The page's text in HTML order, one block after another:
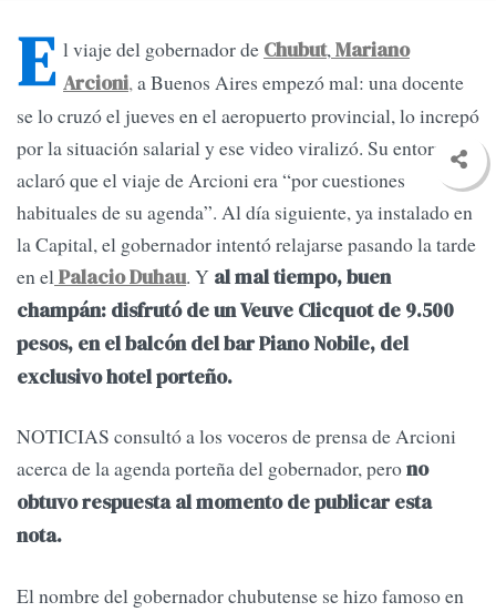
E l viaje del gobernador de Chubut,Mariano
Arcioni,a Buenos Aires empezó mal: una docente
se lo cruzó el jueves en el aeropuerto provincial, lo increpó
por la situación salarial y ese video viralizó. Su entorno
aclaró que el viaje de Arcioni era “por cuestiones
habituales de su agenda”. Al día siguiente, ya instalado en
la Capital, el gobernador intentó relajarse pasando la tarde
en elPalacio Duhau. Y al mal tiempo, buen
champán: disfrutó de un Veuve Clicquot de 9.500
pesos, en el balcón del bar Piano Nobile, del
exclusivo hotel porteño.
NOTICIAS consultó a los voceros de prensa de Arcioni
acerca de la agenda porteña del gobernador, perono
obtuvo respuesta al momento de publicar esta
nota.
El nombre del gobernador chubutense se hizo famoso en